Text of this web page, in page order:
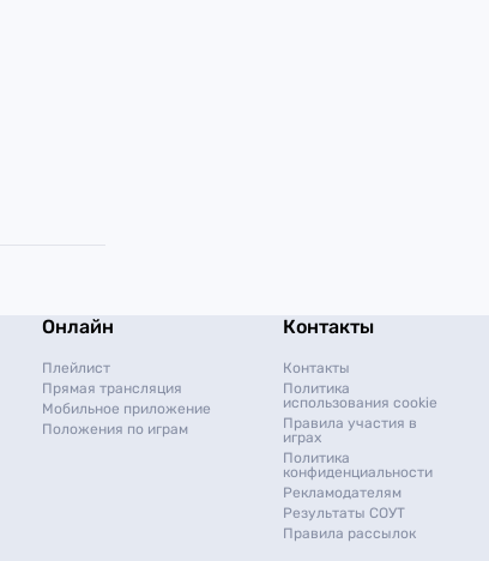
Онлайн
Плейлист
Прямая трансляция
Мобильное приложение
Положения по играм
Контакты
Контакты
Политика
использования cookie
Правила участия в
играх
Политика
конфиденциальности
Рекламодателям
Результаты СОУТ
Правила рассылок